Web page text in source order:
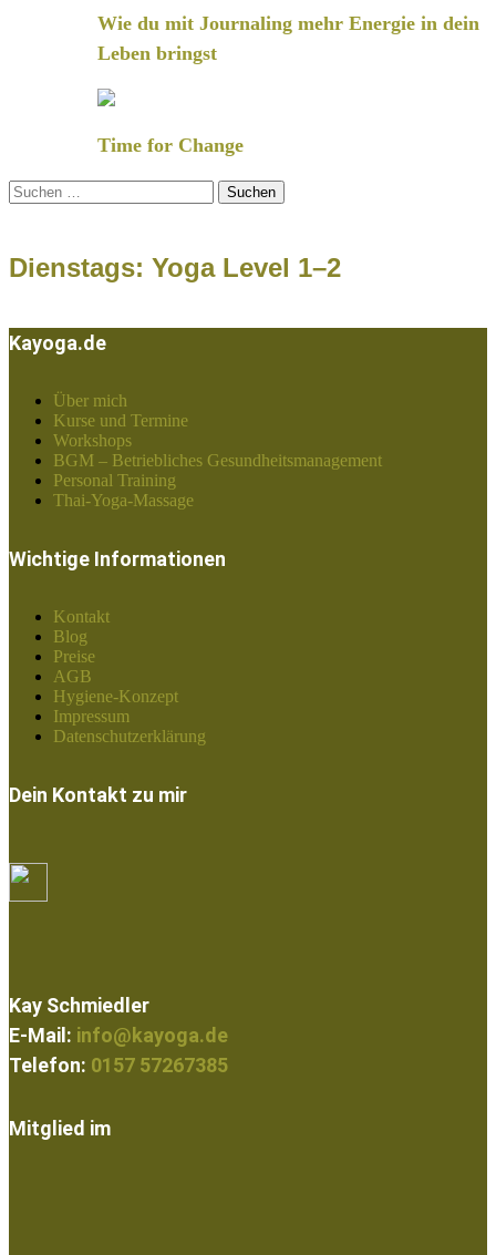
Wie du mit Journaling mehr Energie in dein
Leben bringst
Time for Change
Suchen
nach:
Dienstags: Yoga Level 1–2
Kayoga.de
Über mich
Kurse und Termine
Workshops
BGM – Betriebliches Gesundheitsmanagement
Personal Training
Thai-Yoga-Massage
Wichtige Informationen
Kontakt
Blog
Preise
AGB
Hygiene-Konzept
Impressum
Datenschutzerklärung
Dein Kontakt zu mir
Kay Schmiedler
E-Mail: info@kayoga.de
Telefon: 0157 57267385
Mitglied im